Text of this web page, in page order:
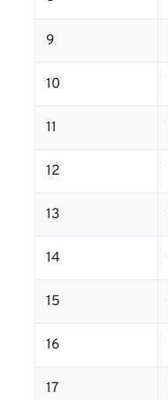
9
10
11
12
13
14
15
16
17